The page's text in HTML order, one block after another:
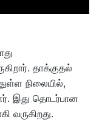
தாக்குதல்
நிலையில்,
இது தொடர்பான
வருகிறது.